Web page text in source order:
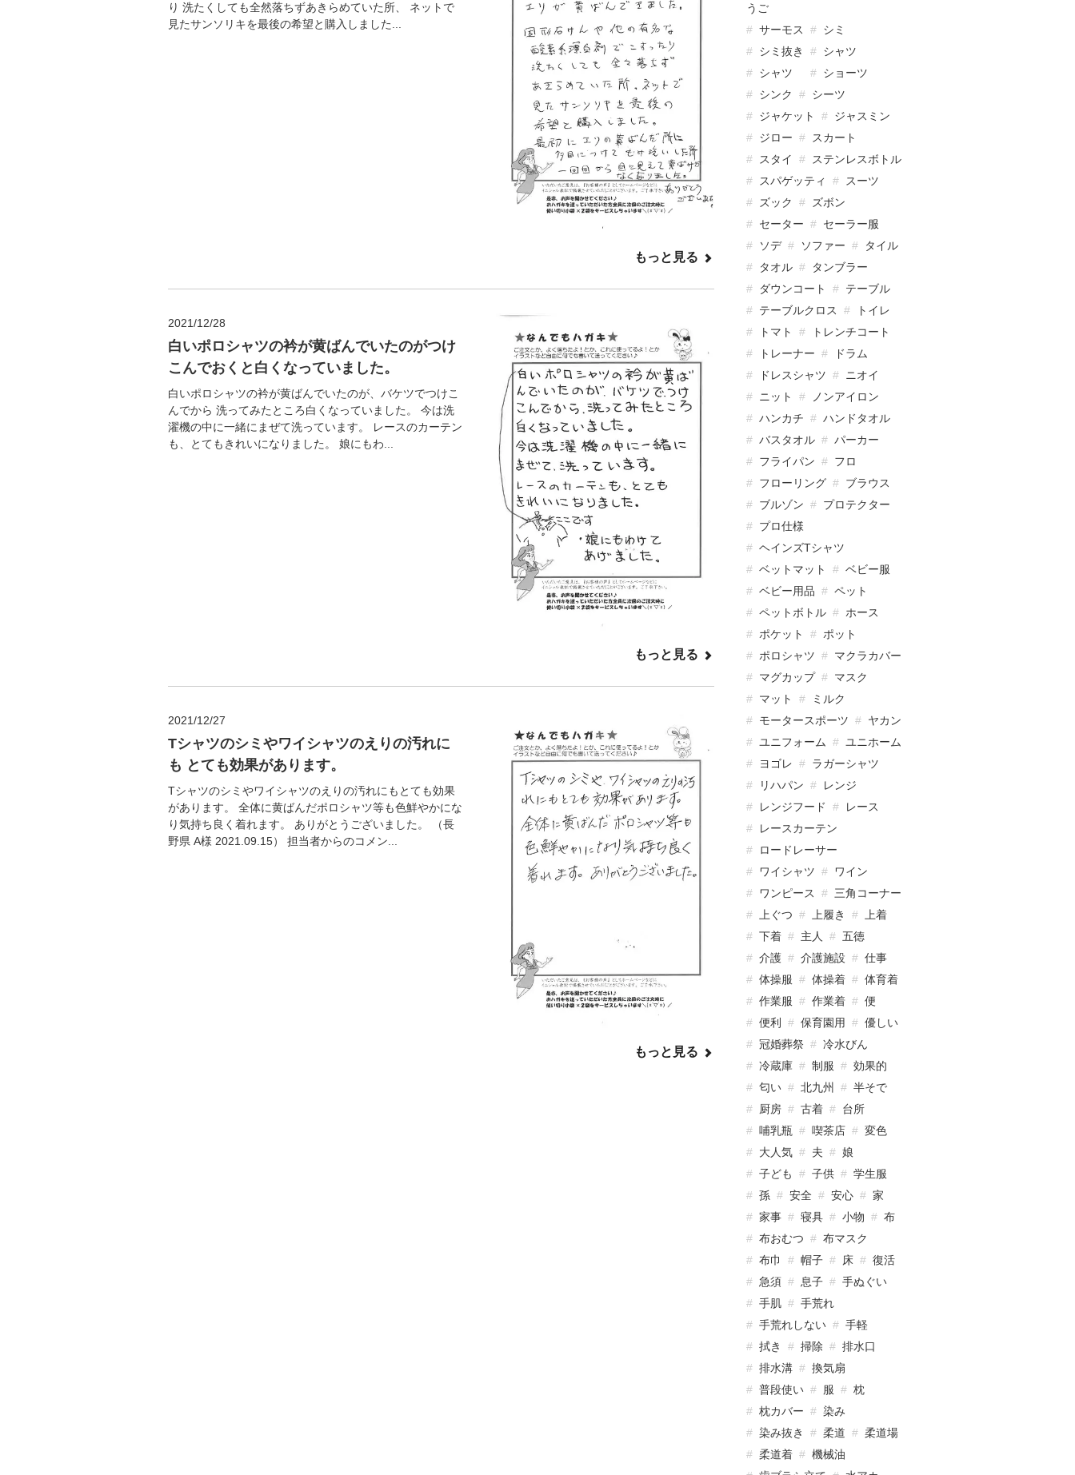
り 洗たくしても全然落ちずあきらめていた所、 ネットで
見たサンソリキを最後の希望と購入しました...
もっと見る
2021/12/28
白いポロシャツの衿が黄ばんでいたのがつけ
こんでおくと白くなっていました。
白いポロシャツの衿が黄ばんでいたのが、バケツでつけこ
んでから 洗ってみたところ白くなっていました。 今は洗
濯機の中に一緒にまぜて洗っています。 レースのカーテン
も、とてもきれいになりました。 娘にもわ...
もっと見る
2021/12/27
Tシャツのシミやワイシャツのえりの汚れに
も とても効果があります。
Tシャツのシミやワイシャツのえりの汚れにもとても効果
があります。 全体に黄ばんだポロシャツ等も色鮮やかにな
り気持ち良く着れます。 ありがとうございました。 （長
野県 A様 2021.09.15） 担当者からのコメン...
もっと見る
うご
サーモス
シミ
シミ抜き
シャツ
シャツ
ショーツ
シンク
シーツ
ジャケット
ジャスミン
ジロー
スカート
スタイ
ステンレスボトル
スパゲッティ
スーツ
ズック
ズボン
セーター
セーラー服
ソデ
ソファー
タイル
タオル
タンブラー
ダウンコート
テーブル
テーブルクロス
トイレ
トマト
トレンチコート
トレーナー
ドラム
ドレスシャツ
ニオイ
ニット
ノンアイロン
ハンカチ
ハンドタオル
バスタオル
パーカー
フライパン
フロ
フローリング
ブラウス
ブルゾン
プロテクター
プロ仕様
ヘインズTシャツ
ベットマット
ベビー服
ベビー用品
ペット
ペットボトル
ホース
ポケット
ポット
ポロシャツ
マクラカバー
マグカップ
マスク
マット
ミルク
モータースポーツ
ヤカン
ユニフォーム
ユニホーム
ヨゴレ
ラガーシャツ
リハパン
レンジ
レンジフード
レース
レースカーテン
ロードレーサー
ワイシャツ
ワイン
ワンピース
三角コーナー
上ぐつ
上履き
上着
下着
主人
五徳
介護
介護施設
仕事
体操服
体操着
体育着
作業服
作業着
便
便利
保育園用
優しい
冠婚葬祭
冷水びん
冷蔵庫
制服
効果的
匂い
北九州
半そで
厨房
古着
台所
哺乳瓶
喫茶店
変色
大人気
夫
娘
子ども
子供
学生服
孫
安全 安心
家
家事
寝具 小物
布
布おむつ
布マスク
布巾
帽子 床
復活
急須
息子
手ぬぐい
手肌
手荒れ
手荒れしない
手軽
拭き
掃除
排水口
排水溝
換気扇
普段使い
服
枕
枕カバー
染み
染み抜き
柔道
柔道場
柔道着
機械油